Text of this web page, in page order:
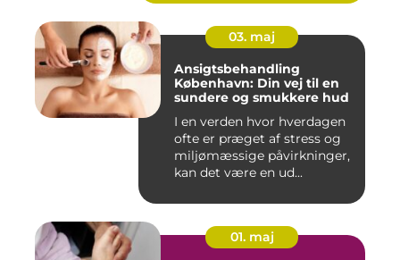
03. maj
Ansigtsbehandling
København: Din vej til en
sundere og smukkere hud
I en verden hvor hverdagen
ofte er præget af stress og
miljømæssige påvirkninger,
kan det være en ud...
01. maj